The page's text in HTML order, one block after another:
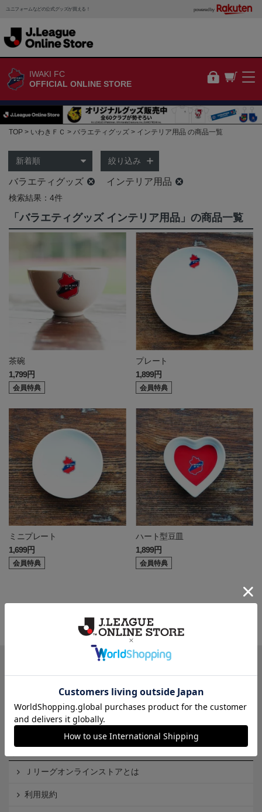
ユニフォームなどの公式グッズが買える！ powered by
IWAKI FC
OFFICIAL ONLINE STORE
TOP いわきＦＣ バラエティグッズ インテリア用品 の商品一覧
絞り込み
バラエティグッズ インテリア用品
検索結果：4件
「バラエティグッズ インテリア用品」の商品一覧
茶碗
1,799円
会員特典
プレート
1,899円
会員特典
ミニプレート
1,699円
会員特典
ハート型豆皿
1,899円
会員特典
クラブから探す
Ｊ1 Ｊ2 Ｊ3
Ｊリーグオンラインストアとは
利用規約